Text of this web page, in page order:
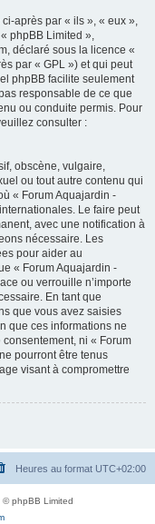
après par « ils », « eux »,
phpBB Limited »,
déclaré sous la licence «
par « GPL ») et qui peut
phpBB facilite seulement
responsable de ce que
ou conduite permis. Pour
consulter :
obscène, vulgaire,
ou tout autre contenu qui
« Forum Aquajardin -
Le faire peut
avec une notification à
nécessaire. Les
pour aider au
« Forum Aquajardin -
ou verrouille n’importe
En tant que
que vous avez saisies
que ces informations ne
ni « Forum
pourront être tenus
visant à compromettre
Heures au format UTC+02:00
© phpBB Limited